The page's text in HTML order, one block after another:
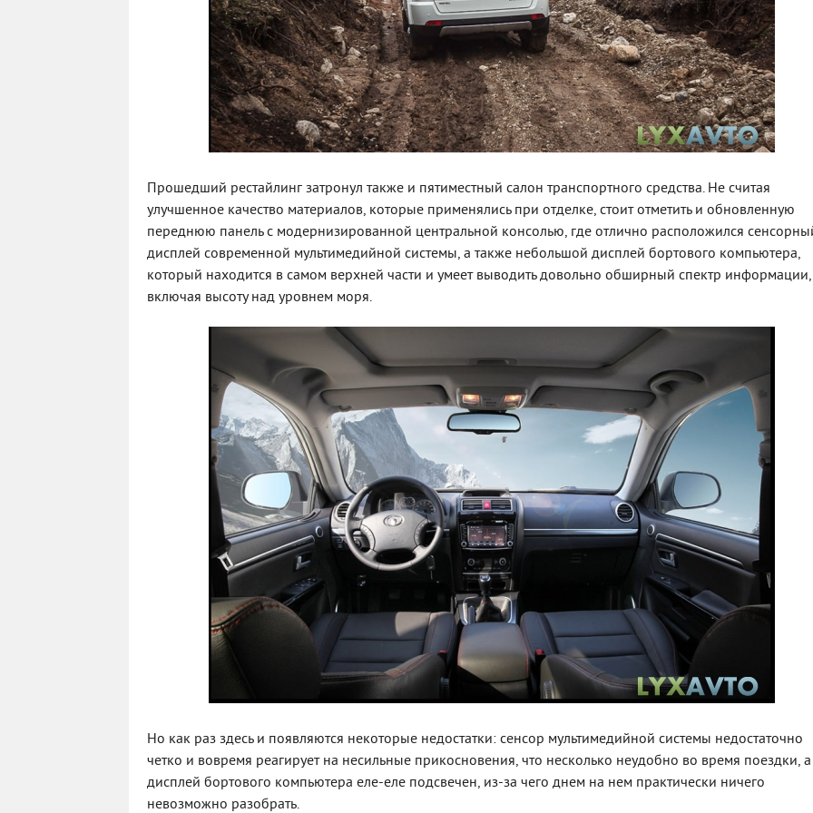
Прошедший рестайлинг затронул также и пятиместный салон транспортного средства. Не считая
улучшенное качество материалов, которые применялись при отделке, стоит отметить и обновленную
переднюю панель с модернизированной центральной консолью, где отлично расположился
дисплей современной мультимедийной системы, а также небольшой дисплей бортового компьютера,
который находится в самом верхней части и умеет выводить довольно обширный спектр информации,
включая высоту над уровнем моря.
Но как раз здесь и появляются некоторые недостатки: сенсор мультимедийной системы недостаточно
четко и вовремя реагирует на несильные прикосновения, что несколько неудобно во время поездки, а
дисплей бортового компьютера еле-еле подсвечен, из-за чего днем на нем практически ничего
невозможно разобрать.